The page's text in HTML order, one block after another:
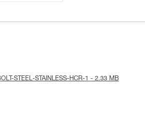
STEEL-STAINLESS-HCR-1 - 2.33 MB